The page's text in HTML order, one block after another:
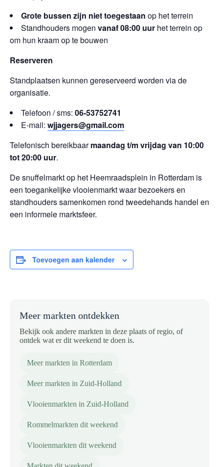
Grote bussen zijn niet toegestaan op het terrein
Standhouders mogen vanaf 08:00 uur het terrein op
om hun kraam op te bouwen
Reserveren
Standplaatsen kunnen gereserveerd worden via de
organisatie.
Telefoon / sms: 06-53752741
E-mail: wjjagers@gmail.com
Telefonisch bereikbaarmaandag t/m vrijdag van 10:00
tot 20:00 uur.
De snuffelmarkt op het Heemraadsplein in Rotterdam is
een toegankelijke vlooienmarkt waar bezoekers en
standhouders samenkomen rond tweedehands handel en
een informele marktsfeer.
Toevoegen aan kalender
Meer markten ontdekken
Bekijk ook andere markten in deze plaats of regio, of
ontdek wat er dit weekend te doen is.
Meer markten in Rotterdam
Meer markten in Zuid-Holland
Vlooienmarkten in Zuid-Holland
Rommelmarkten dit weekend
Vlooienmarkten dit weekend